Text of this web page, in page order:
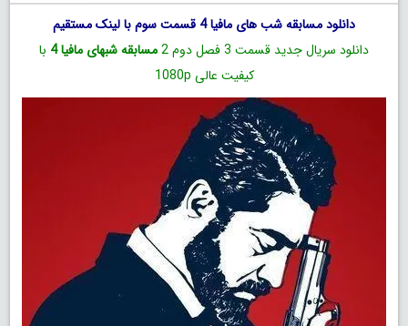
دانلود مسابقه شب های مافیا 4 قسمت سوم با لینک مستقیم
دانلود سریال جدید قسمت 3 فصل دوم 2
مسابقه شبهای مافیا 4 با
کیفیت عالی 1080p